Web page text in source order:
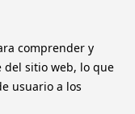
comprender y
del sitio web, lo que
usuario a los